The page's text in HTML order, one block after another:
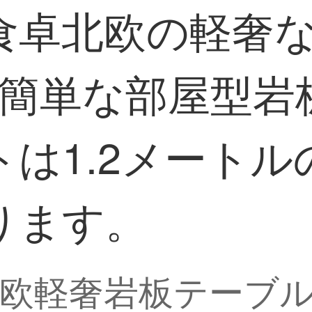
北欧の軽奢
単な部屋型
1.2メートル
す。
軽奢岩板テーブ